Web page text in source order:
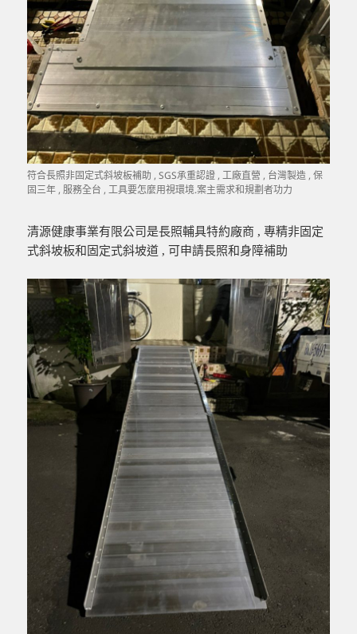
符合長照非固定式斜坡板補助 , SGS承重認證 , 工廠直營 , 台灣製造 , 保
固三年 , 服務全台 , 工具要怎麼用視環境.案主需求和規劃者功力
清源健康事業有限公司是長照輔具特約廠商 , 專精非固定
式斜坡板和固定式斜坡道 , 可申請長照和身障補助